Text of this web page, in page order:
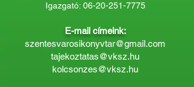
Igazgató: 06-20-251-7775
E-mail címeink:
szentesvarosikonyvtar@gmail.com
tajekoztatas@vksz.hu
kolcsonzes@vksz.hu